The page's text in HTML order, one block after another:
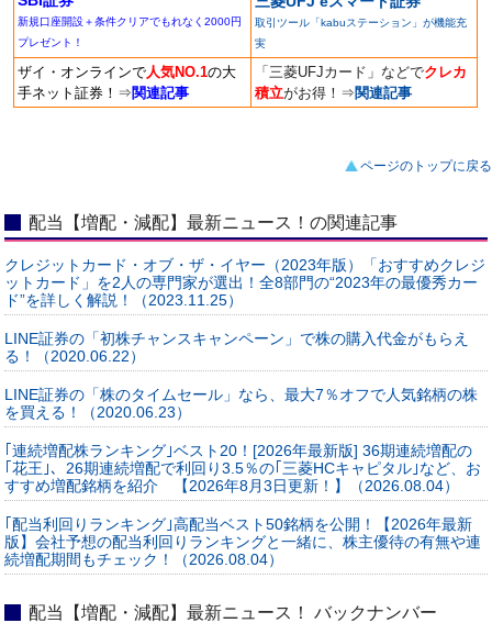
新規口座開設＋条件クリアでもれなく2000円
プレゼント！
取引ツール「kabuステーション」が機能充
実
ザイ・オンラインで人気NO.1の大
手ネット証券！ ⇒ 関連記事
「三菱UFJカード」などでクレカ
積立がお得！ ⇒ 関連記事
ページのトップに戻る
配当【増配・減配】最新ニュース！の関連記事
クレジットカード・オブ・ザ・イヤー（2023年版）「おすすめクレジ
ットカード」を2人の専門家が選出！全8部門の“2023年の最優秀カー
ド”を詳しく解説！（2023.11.25）
LINE証券の「初株チャンスキャンペーン」で株の購入代金がもらえ
る！（2020.06.22）
LINE証券の「株のタイムセール」なら、最大7％オフで人気銘柄の株
を買える！（2020.06.23）
｢連続増配株ランキング｣ベスト20！[2026年最新版] 36期連続増配の
｢花王｣、26期連続増配で利回り3.5％の｢三菱HCキャピタル｣など、お
すすめ増配銘柄を紹介 【2026年8月3日更新！】（2026.08.04）
｢配当利回りランキング｣高配当ベスト50銘柄を公開！【2026年最新
版】会社予想の配当利回りランキングと一緒に、株主優待の有無や連
続増配期間もチェック！（2026.08.04）
配当【増配・減配】最新ニュース！ バックナンバー